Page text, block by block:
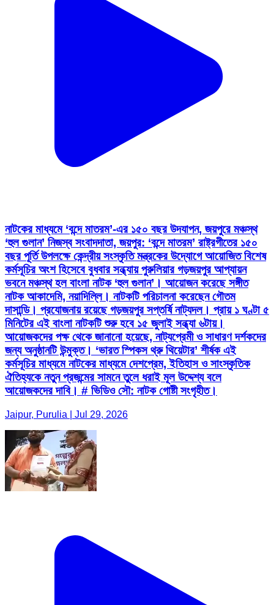
নাটকের মাধ্যমে ‘বন্দে মাতরম’-এর ১৫০ বছর উদযাপন, জয়পুরে মঞ্চস্থ
‘হুল গুলান’ নিজস্ব সংবাদদাতা, জয়পুর: ‘বন্দে মাতরম’ রাষ্ট্রগীতের ১৫০
বছর পূর্তি উপলক্ষে কেন্দ্রীয় সংস্কৃতি মন্ত্রকের উদ্যোগে আয়োজিত বিশেষ
কর্মসূচির অংশ হিসেবে বুধবার সন্ধ্যায় পুরুলিয়ার গড়জয়পুর আপ্যায়ন
ভবনে মঞ্চস্থ হল বাংলা নাটক ‘হুল গুলান’। আয়োজন করেছে সঙ্গীত
নাটক আকাদেমি, নয়াদিল্লি। নাটকটি পরিচালনা করেছেন গৌতম
দাসান্ডি। প্রযোজনায় রয়েছে গড়জয়পুর সপ্তর্ষি নাট্যদল। প্রায় ১ ঘণ্টা ৫
মিনিটের এই বাংলা নাটকটি শুরু হবে ১৫ জুলাই সন্ধ্যা ৬টায়।
আয়োজকদের পক্ষ থেকে জানানো হয়েছে, নাট্যপ্রেমী ও সাধারণ দর্শকদের
জন্য অনুষ্ঠানটি উন্মুক্ত। ‘ভারত স্পিকস থ্রু থিয়েটার’ শীর্ষক এই
কর্মসূচির মাধ্যমে নাটকের মাধ্যমে দেশপ্রেম, ইতিহাস ও সাংস্কৃতিক
ঐতিহ্যকে নতুন প্রজন্মের সামনে তুলে ধরাই মূল উদ্দেশ্য বলে
আয়োজকদের দাবি। # ভিডিও সৌ: নাটক গোষ্টী সংগৃহীত।
Jaipur, Purulia | Jul 29, 2026